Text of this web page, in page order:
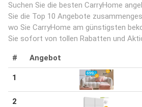
Suchen Sie die besten CarryHome
Sie die Top 10 Angebote
wo Sie CarryHome am günstigsten
Sie sofort von tollen Rabatten und
# Angebot
1
2